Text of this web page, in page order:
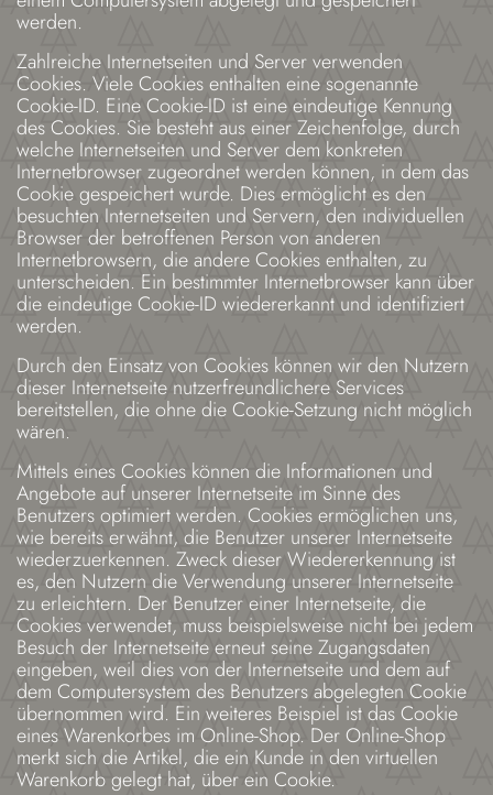
werden.
Zahlreiche Internetseiten und Server verwenden
Cookies. Viele Cookies enthalten eine sogenannte
Cookie-ID. Eine Cookie-ID ist eine eindeutige Kennung
des Cookies. Sie besteht aus einer Zeichenfolge, durch
welche Internetseiten und Server dem konkreten
Internetbrowser zugeordnet werden können, in dem das
Cookie gespeichert wurde. Dies ermöglicht es den
besuchten Internetseiten und Servern, den individuellen
Browser der betroffenen Person von anderen
Internetbrowsern, die andere Cookies enthalten, zu
unterscheiden. Ein bestimmter Internetbrowser kann über
die eindeutige Cookie-ID wiedererkannt und identifiziert
werden.
Durch den Einsatz von Cookies können wir den Nutzern
dieser Internetseite nutzerfreundlichere Services
bereitstellen, die ohne die Cookie-Setzung nicht möglich
wären.
Mittels eines Cookies können die Informationen und
Angebote auf unserer Internetseite im Sinne des
Benutzers optimiert werden. Cookies ermöglichen uns,
wie bereits erwähnt, die Benutzer unserer Internetseite
wiederzuerkennen. Zweck dieser Wiedererkennung ist
es, den Nutzern die Verwendung unserer Internetseite
zu erleichtern. Der Benutzer einer Internetseite, die
Cookies verwendet, muss beispielsweise nicht bei jedem
Besuch der Internetseite erneut seine Zugangsdaten
eingeben, weil dies von der Internetseite und dem auf
dem Computersystem des Benutzers abgelegten Cookie
übernommen wird. Ein weiteres Beispiel ist das Cookie
eines Warenkorbes im Online-Shop. Der Online-Shop
merkt sich die Artikel, die ein Kunde in den virtuellen
Warenkorb gelegt hat, über ein Cookie.